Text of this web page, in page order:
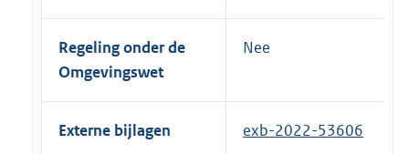
Regeling onder de
Omgevingswet
Nee
Externe bijlagen exb-2022-53606